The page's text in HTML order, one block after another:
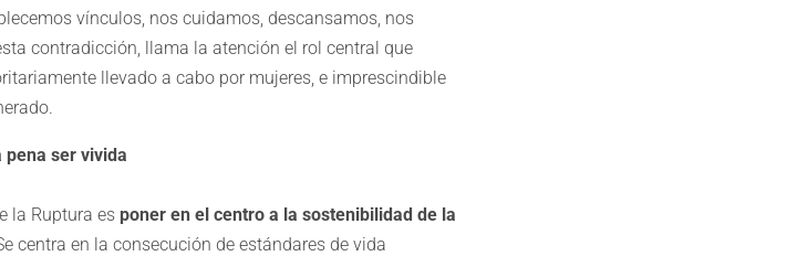
vínculos, nos cuidamos, descansamos, nos
contradicción, llama la atención el rol central que
llevado a cabo por mujeres, e imprescindible
pena ser vivida
la Ruptura es poner en el centro a la sostenibilidad de la
centra en la consecución de estándares de vida